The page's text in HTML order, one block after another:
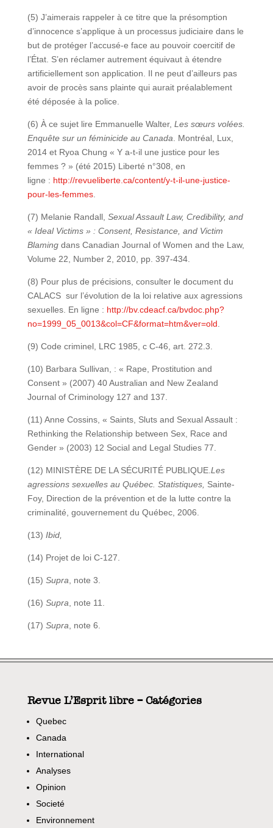
(5) J’aimerais rappeler à ce titre que la présomption
d’innocence s’applique à un processus judiciaire dans le
but de protéger l’accusé-e face au pouvoir coercitif de
l’État. S’en réclamer autrement équivaut à étendre
artificiellement son application. Il ne peut d’ailleurs pas
avoir de procès sans plainte qui aurait préalablement
été déposée à la police.
(6) À ce sujet lire Emmanuelle Walter, Les sœurs volées.
Enquête sur un féminicide au Canada . Montréal, Lux,
2014 et Ryoa Chung « Y a-t-il une justice pour les
femmes ? » (été 2015) Liberté n°308, en
ligne : http://revueliberte.ca/content/y-t-il-une-justice-
pour-les-femmes.
(7) Melanie Randall, Sexual Assault Law, Credibility, and
« Ideal Victims » : Consent, Resistance, and Victim
Blamingdans Canadian Journal of Women and the Law,
Volume 22, Number 2, 2010, pp. 397-434.
(8) Pour plus de précisions, consulter le document du
CALACS sur l’évolution de la loi relative aux agressions
sexuelles. En ligne : http://bv.cdeacf.ca/bvdoc.php?
no=1999_05_0013&col=CF&format=htm&ver=old
(9) Code criminel, LRC 1985, c C-46, art. 272.3.
(10) Barbara Sullivan, : « Rape, Prostitution and
Consent » (2007) 40 Australian and New Zealand
Journal of Criminology 127 and 137.
(11) Anne Cossins, « Saints, Sluts and Sexual Assault :
Rethinking the Relationship between Sex, Race and
Gender » (2003) 12 Social and Legal Studies 77.
(12) MINISTÈRE DE LA SÉCURITÉ PUBLIQUE. Les
agressions sexuelles au Québec. Statistiques, Sainte-
Foy, Direction de la prévention et de la lutte contre la
criminalité, gouvernement du Québec, 2006.
(13) Ibid,
(14) Projet de loi C-127.
(15) Supra , note 3.
(16) Supra , note 11.
(17) Supra , note 6.
Revue L’Esprit libre – Catégories
Quebec
Canada
International
Analyses
Opinion
Societé
Environnement